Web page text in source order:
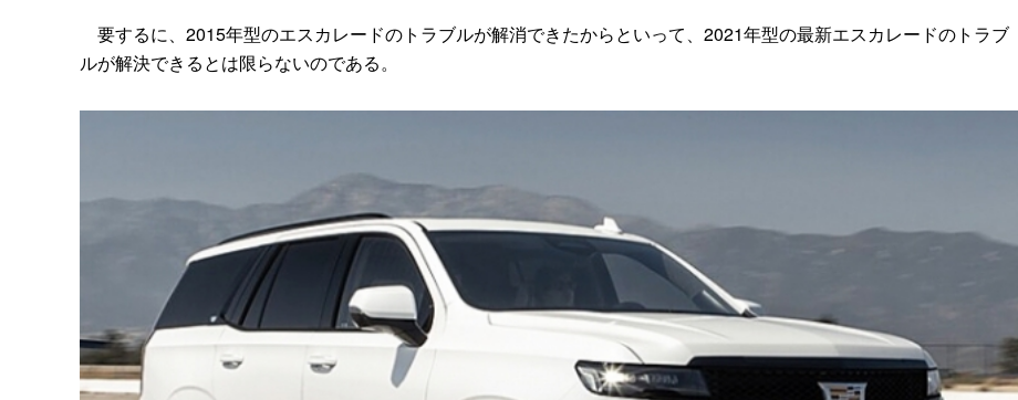
要するに、2015年型のエスカレードのトラブルが解消できたからといって、2021年型の最新エスカレードのトラブ
ルが解決できるとは限らないのである。